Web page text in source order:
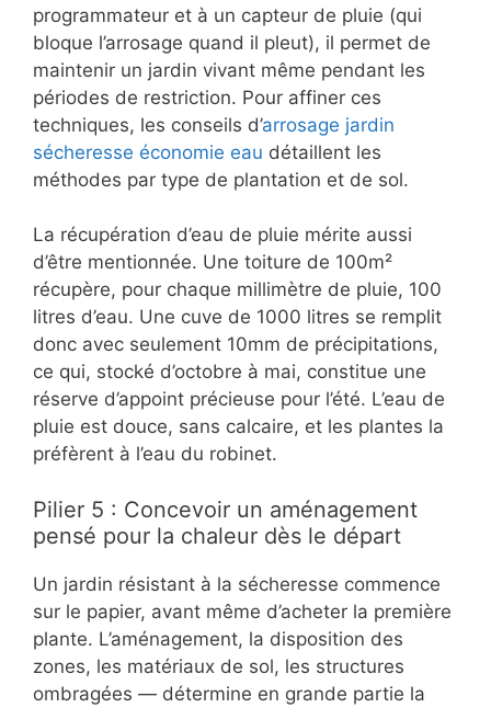
programmateur et à un capteur de pluie (qui
bloque l’arrosage quand il pleut), il permet de
maintenir un jardin vivant même pendant les
périodes de restriction. Pour affiner ces
techniques, les conseils d’arrosage jardin
sécheresse économie eau détaillent les
méthodes par type de plantation et de sol.
La récupération d’eau de pluie mérite aussi
d’être mentionnée. Une toiture de 100m²
récupère, pour chaque millimètre de pluie, 100
litres d’eau. Une cuve de 1000 litres se remplit
donc avec seulement 10mm de précipitations,
ce qui, stocké d’octobre à mai, constitue une
réserve d’appoint précieuse pour l’été. L’eau de
pluie est douce, sans calcaire, et les plantes la
préfèrent à l’eau du robinet.
Pilier 5 : Concevoir un aménagement
pensé pour la chaleur dès le départ
Un jardin résistant à la sécheresse commence
sur le papier, avant même d’acheter la première
plante. L’aménagement, la disposition des
zones, les matériaux de sol, les structures
ombragées — détermine en grande partie la